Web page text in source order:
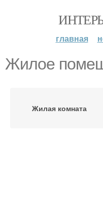
главная
Жилое
Жилая комната